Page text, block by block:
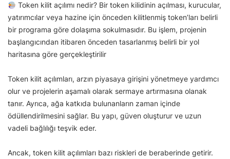
Token kilit açılımı nedir? Bir token kilidinin açılması, kurucular,
yatırımcılar veya hazine için önceden kilitlenmiş token’ları belirli
bir programa göre dolaşıma sokulmasıdır. Bu işlem, projenin
başlangıcından itibaren önceden tasarlanmış belirli bir yol
haritasına göre gerçekleştirilir
Token kilit açılımları, arzın piyasaya girişini yönetmeye yardımcı
olur ve projelerin aşamalı olarak sermaye artırmasına olanak
tanır. Ayrıca, ağa katkıda bulunanların zaman içinde
ödüllendirilmesini sağlar. Bu yapı, güven oluşturur ve uzun
vadeli bağlılığı teşvik eder.
Ancak, token kilit açılımları bazı riskleri de beraberinde getirir.